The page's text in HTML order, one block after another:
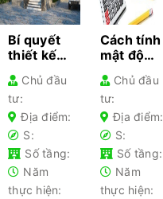
Bí quyết
thiết kế
cho từng
loại nhà
phổ biến-
Kiến thức
không
thể bỏ lỡ
Chủ đầu
tư:
Địa điểm:
S:
Số tầng:
Năm
thực hiện:
Cách tính
mật độ
– Hướng
dẫn chi
tiết cho
gia chủ
Chủ đầu
tư:
Địa điểm:
S:
Số tầng:
Năm
thực hiện: